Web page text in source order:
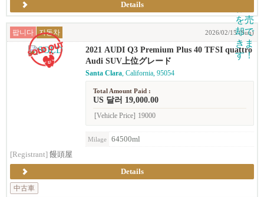
Details
팝니다 자동차 2026/02/15 (Sun)
2021 AUDI Q3 Premium Plus 40 TFSI quattro
(2.0T)
Audi SUV上位グレード
Santa Clara, California, 95054
Total Amount Paid :
US 달러 19,000.00
[Vehicle Price] 19000
Milage
64500ml
[Registrant] 饅頭屋
Details
中古車